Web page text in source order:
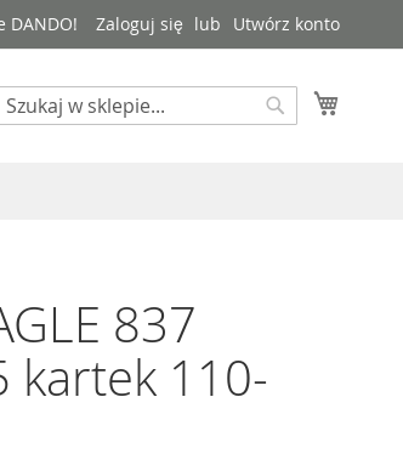
DANDO! Zaloguj się Utwórz konto
837
kartek 110-